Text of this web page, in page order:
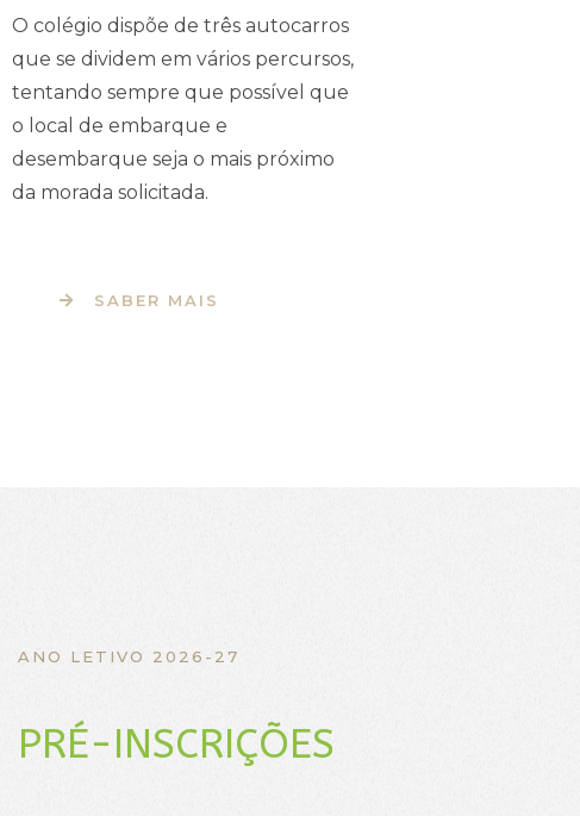
O colégio dispõe de três autocarros
que se dividem em vários percursos,
tentando sempre que possível que
o local de embarque e
desembarque seja o mais próximo
da morada solicitada.
SABER MAIS
ANO LETIVO 2026-27
PRÉ-INSCRIÇÕES